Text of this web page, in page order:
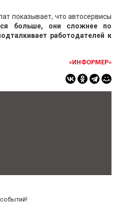
показывает, что автосервисы
больше, они сложнее по
работодателей к
«ИНФОРМЕР»